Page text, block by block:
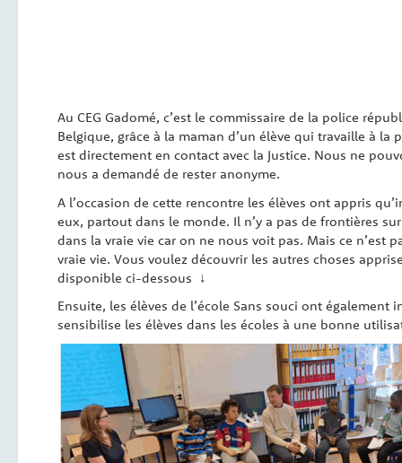
Au CEG Gadomé, c’est le commissaire de la police
Belgique, grâce à la maman d’un élève qui travaille à
est directement en contact avec la Justice. Nous ne
nous a demandé de rester anonyme.
A l’occasion de cette rencontre les élèves ont appris
eux, partout dans le monde. Il n’y a pas de frontières
dans la vraie vie car on ne nous voit pas. Mais ce n’est
vraie vie. Vous voulez découvrir les autres choses
disponible ci-dessous ↓
Ensuite, les élèves de l’école Sans souci ont
sensibilise les élèves dans les écoles à une bonne